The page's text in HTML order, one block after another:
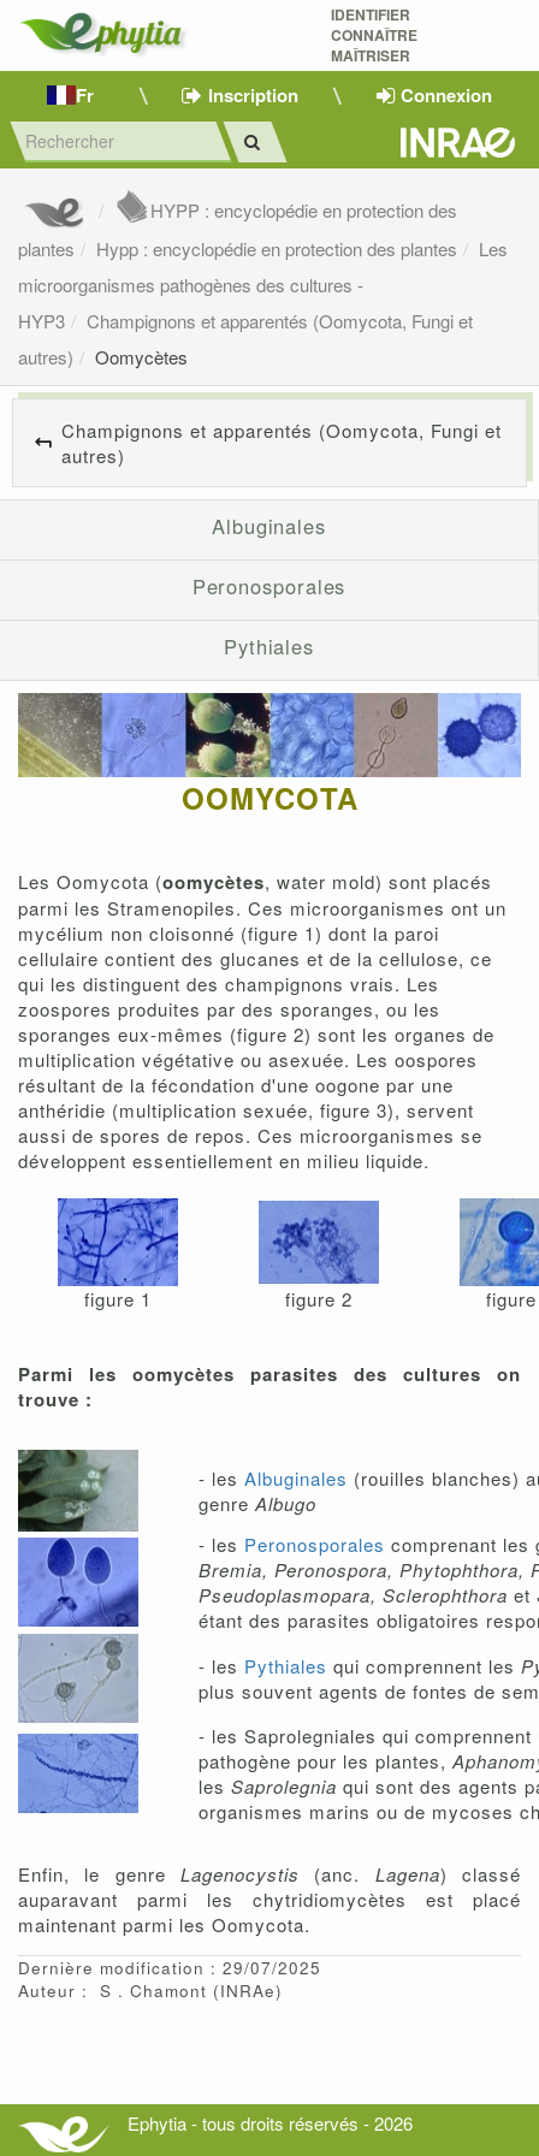
IDENTIFIER
CONNAÎTRE
MAÎTRISER
Fr Inscription Connexion
HYPP : encyclopédie en protection des
plantes
Hypp : encyclopédie en protection des plantes
Les
microorganismes pathogènes des cultures -
HYP3
Champignons et apparentés (Oomycota, Fungi et
autres)
Oomycètes
Champignons et apparentés (Oomycota, Fungi et
autres)
Albuginales
Peronosporales
Pythiales
OOMYCOTA
Les Oomycota (oomycètes, water mold) sont placés
parmi les Stramenopiles. Ces microorganismes ont un
mycélium non cloisonné (figure 1) dont la paroi
cellulaire contient des glucanes et de la cellulose, ce
qui les distinguent des champignons vrais. Les
zoospores produites par des sporanges, ou les
sporanges eux-mêmes (figure 2) sont les organes de
multiplication végétative ou asexuée. Les oospores
résultant de la fécondation d'une oogone par une
anthéridie (multiplication sexuée, figure 3), servent
aussi de spores de repos. Ces microorganismes se
développent essentiellement en milieu liquide.
figure 1 figure 2
Parmi les oomycètes parasites des cultures on
trouve :
- les Albuginales (rouilles blanches)
genre Albugo
- les Peronosporales comprenant les
Bremia, Peronospora, Phytophthora,
Pseudoplasmopara, Sclerophthora et
étant des parasites obligatoires
- les Pythiales qui comprennent les
plus souvent agents de fontes de
- les Saprolegniales qui comprennent
pathogène pour les plantes,
les Saprolegnia qui sont des agents
organismes marins ou de mycoses
Enfin, le genre Lagenocystis (anc. Lagena) classé
auparavant parmi les chytridiomycètes est placé
maintenant parmi les Oomycota.
Dernière modification : 29/07/2025
Auteur :
S Chamont (INRAe)
Ephytia - tous droits réservés - 2026